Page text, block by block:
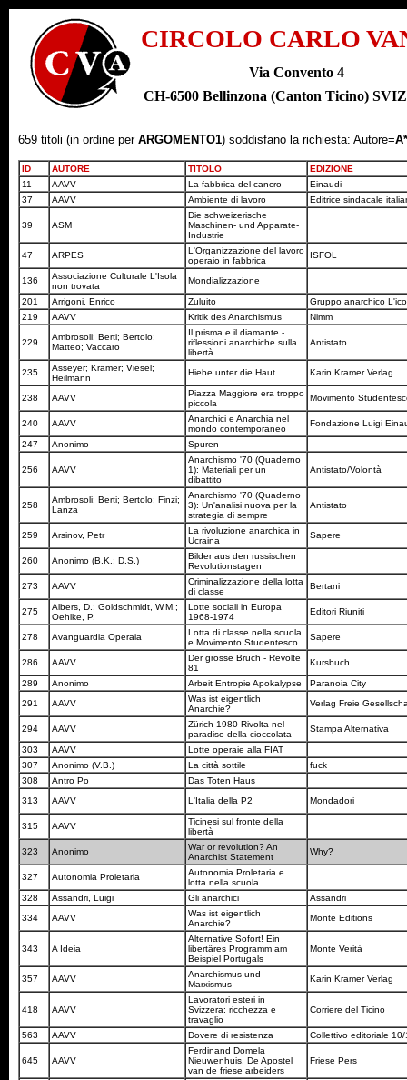
CIRCOLO CARLO
Via Convento 4
CH-6500 Bellinzona (Canton Ticino)
659 titoli (in ordine per ARGOMENTO1) soddisfano la richiesta: Autore=A*
ID AUTORE TITOLO
EDIZIONE
11
AAVV La fabbrica del cancro
Einaudi
37
AAVV Ambiente di lavoro Editrice sindacale
39 ASM
Die schweizerische
Maschinen- und Apparate-
Industrie
47
ARPES
L'Organizzazione del lavoro
operaio in fabbrica
ISFOL
136
Associazione Culturale L'Isola
non trovata
Mondializzazione
201 Arrigoni, Enrico Zuluito
Gruppo anarchico
219
AAVV Kritik des Anarchismus Nimm
229
Ambrosoli; Berti; Bertolo;
Matteo; Vaccaro
Il prisma e il diamante -
riflessioni anarchiche sulla
libertà
Antistato
235
Asseyer; Kramer; Viesel;
Heilmann
Hiebe unter die Haut Karin Kramer Verlag
238 AAVV
Piazza Maggiore era troppo
piccola
Movimento
240 AAVV
Anarchici e Anarchia nel
mondo contemporaneo
Fondazione Luigi
247 Anonimo Spuren
256 AAVV
Anarchismo '70 (Quaderno
1): Materiali per un
dibattito
Antistato/Volontà
258
Ambrosoli; Berti; Bertolo; Finzi;
Lanza
Anarchismo '70 (Quaderno
3): Un'analisi nuova per la
strategia di sempre
Antistato
259 Arsinov, Petr
La rivoluzione anarchica in
Ucraina
Sapere
260 Anonimo (B.K.; D.S.)
Bilder aus den russischen
Revolutionstagen
273
AAVV
Criminalizzazione della lotta
di classe
Bertani
275
Albers, D.; Goldschmidt, W.M.;
Oehlke, P.
Lotte sociali in Europa
1968-1974
Editori Riuniti
278 Avanguardia Operaia
Lotta di classe nella scuola
e Movimento Studentesco
Sapere
286 AAVV
Der grosse Bruch - Revolte
81
Kursbuch
289 Anonimo Arbeit Entropie Apokalypse
Paranoia City
291
AAVV
Was ist eigentlich
Anarchie?
Verlag Freie
294 AAVV
Zürich 1980 Rivolta nel
paradiso della cioccolata
Stampa Alternativa
303 AAVV
Lotte operaie alla FIAT
307
Anonimo (V.B.) La città sottile
fuck
308
Antro Po
Das Toten Haus
313
AAVV L'Italia della P2 Mondadori
315 AAVV
Ticinesi sul fronte della
libertà
323
Anonimo
War or revolution? An
Anarchist Statement
Why?
327 Autonomia Proletaria
Autonomia Proletaria e
lotta nella scuola
328
Assandri, Luigi Gli anarchici
Assandri
334
AAVV
Was ist eigentlich
Anarchie?
Monte Editions
343 A Ideia
Alternative Sofort! Ein
libertäres Programm am
Beispiel Portugals
Monte Verità
357 AAVV
Anarchismus und
Marxismus
Karin Kramer Verlag
418 AAVV
Lavoratori esteri in
Svizzera: ricchezza e
travaglio
Corriere del Ticino
563 AAVV Dovere di resistenza Collettivo editoriale
645 AAVV
Ferdinand Domela
Nieuwenhuis, De Apostel
van de friese arbeiders
Friese Pers